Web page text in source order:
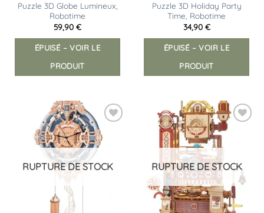
Puzzle 3D Globe Lumineux,
Robotime
59,90 €
ÉPUISÉ – VOIR LE
PRODUIT
Puzzle 3D Holiday Party
Time, Robotime
34,90 €
ÉPUISÉ – VOIR LE
PRODUIT
Ajouter
à la
d’envies
RUPTURE DE STOCK
Ajouter
RUPTURE DE STOCK